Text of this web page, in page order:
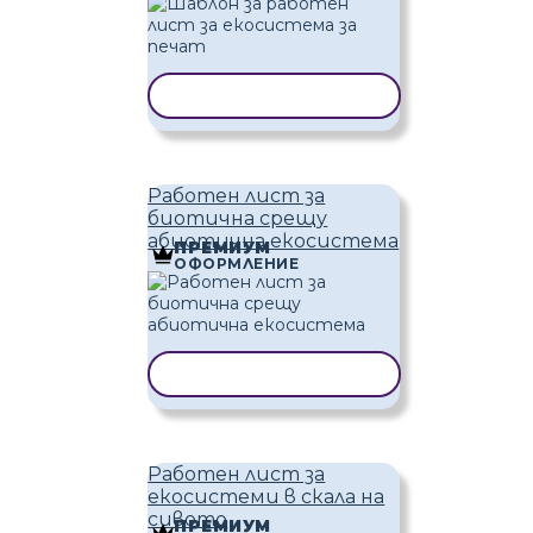
Работен лист за
биотична срещу
абиотична екосистема
ПРЕМИУМ
ОФОРМЛЕНИЕ
Работен лист за
екосистеми в скала на
сивото
ПРЕМИУМ